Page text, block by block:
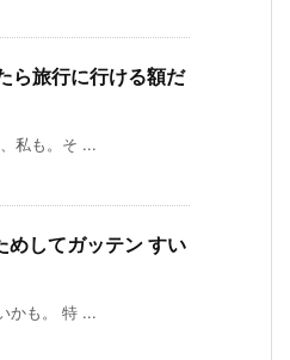
ら旅行に行ける額だ
私も。そ ...
してガッテン すい
かも。 特 ...